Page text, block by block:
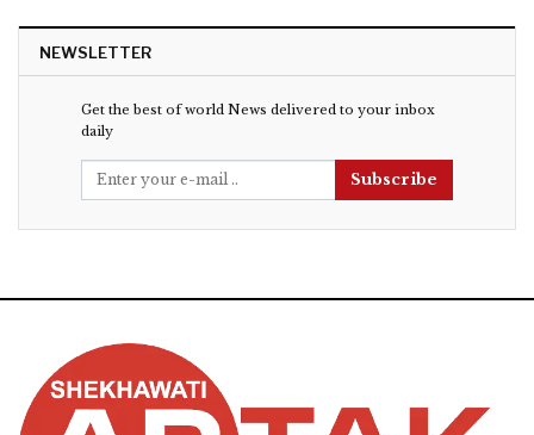
NEWSLETTER
Get the best of world News delivered to your inbox
daily
Subscribe